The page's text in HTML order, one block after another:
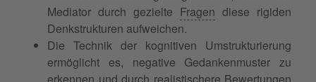
Mediator durch gezielte Fragen diese rigiden
Denkstrukturen aufweichen.
Die Technik der kognitiven Umstrukturierung
ermöglicht es, negative Gedankenmuster zu